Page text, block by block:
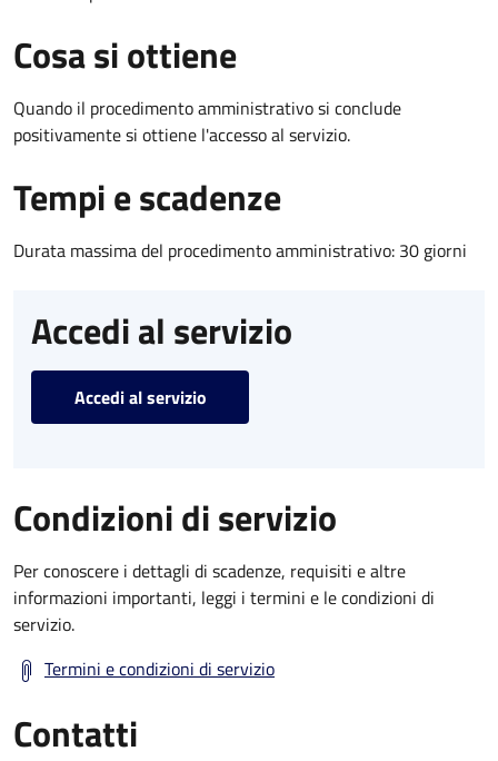
Cosa si ottiene
Quando il procedimento amministrativo si conclude
positivamente si ottiene l'accesso al servizio.
Tempi e scadenze
Durata massima del procedimento amministrativo: 30 giorni
Accedi al servizio
Accedi al servizio
Condizioni di servizio
Per conoscere i dettagli di scadenze, requisiti e altre
informazioni importanti, leggi i termini e le condizioni di
servizio.
Termini e condizioni di servizio
Contatti